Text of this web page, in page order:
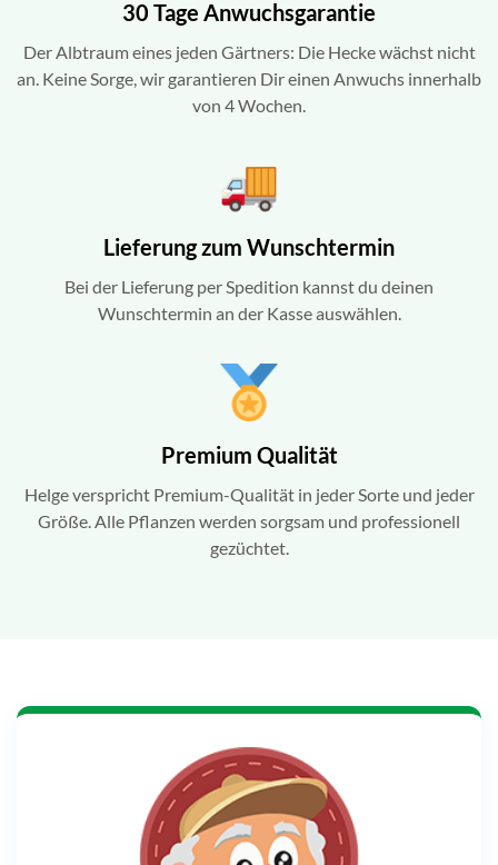
30 Tage Anwuchsgarantie
Der Albtraum eines jeden Gärtners: Die Hecke wächst nicht
an. Keine Sorge, wir garantieren Dir einen Anwuchs innerhalb
von 4 Wochen.
Lieferung zum Wunschtermin
Bei der Lieferung per Spedition kannst du deinen
Wunschtermin an der Kasse auswählen.
Premium Qualität
Helge verspricht Premium-Qualität in jeder Sorte und jeder
Größe. Alle Pflanzen werden sorgsam und professionell
gezüchtet.